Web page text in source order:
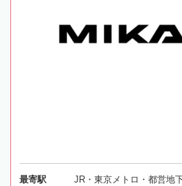
最寄駅
JR・東京メトロ・都営地